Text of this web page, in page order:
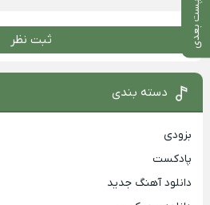
پست بعدی ثبت نظر
دسته بندی
بزودی
پادکست
دانلود آهنگ جدید